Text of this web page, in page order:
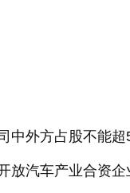
外方占股不能超
汽车产业合资企